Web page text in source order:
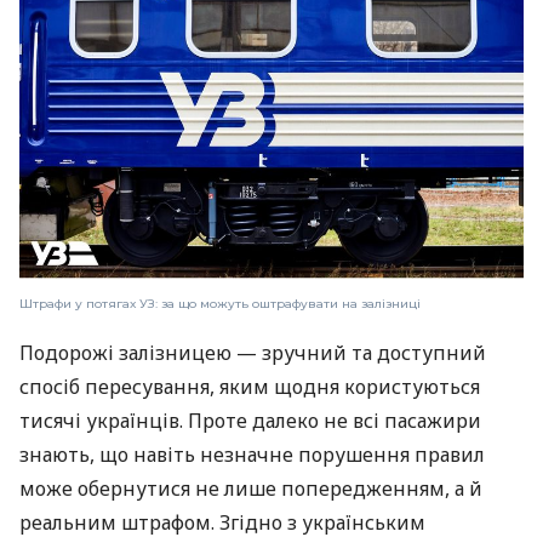
Штрафи у потягах УЗ: за що можуть оштрафувати на залізниці
Подорожі залізницею — зручний та доступний
спосіб пересування, яким щодня користуються
тисячі українців. Проте далеко не всі пасажири
знають, що навіть незначне порушення правил
може обернутися не лише попередженням, а й
реальним штрафом. Згідно з українським